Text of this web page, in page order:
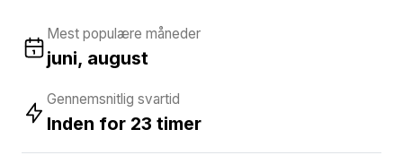
Mest populære måneder
juni, august
Gennemsnitlig svartid
Inden for 23 timer